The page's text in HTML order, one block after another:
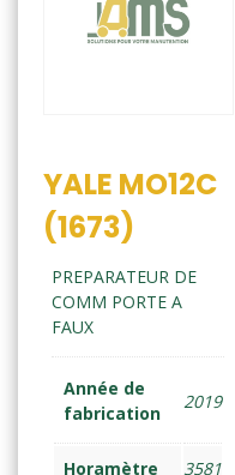
YALE MO12C
(1673)
PREPARATEUR DE
COMM PORTE A
FAUX
Année de
fabrication
2019
Horamètre 3581